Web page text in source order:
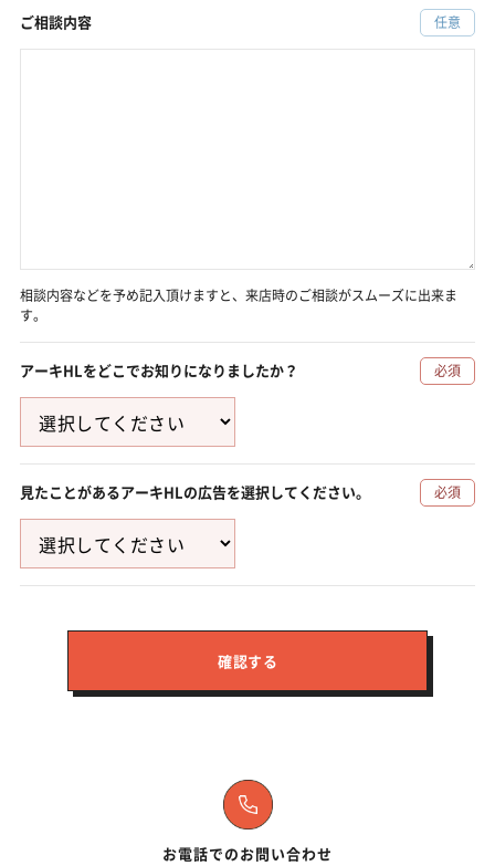
ご相談内容 任意
相談内容などを予め記入頂けますと、来店時のご相談がスムーズに出来ま
す。
アーキHLをどこでお知りになりましたか？ 必須
見たことがあるアーキHLの広告を選択してください。 必須
確認する
お電話でのお問い合わせ